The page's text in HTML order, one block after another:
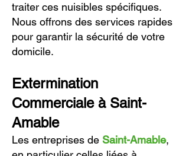
traiter ces nuisibles spécifiques.
Nous offrons des services rapides
pour garantir la sécurité de votre
domicile.
Extermination
Commerciale à Saint-
Amable
Les entreprises de Saint-Amable,